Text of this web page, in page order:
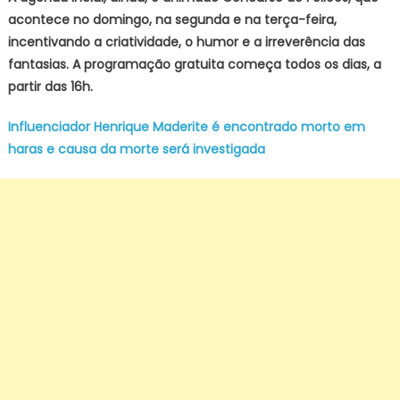
acontece no domingo, na segunda e na terça-feira,
incentivando a criatividade, o humor e a irreverência das
fantasias. A programação gratuita começa todos os dias, a
partir das 16h.
Influenciador Henrique Maderite é encontrado morto em
haras e causa da morte será investigada